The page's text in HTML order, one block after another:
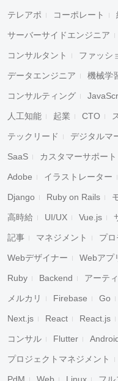
テレアポ コーポレート
サーバーサイドエンジニア
コンサルタント ファッシ
データエンジニア 機械学
コンサルティング
人工知能 起業 CTO
テックリード デジタルマ
SaaS カスタマーサポート
Adobe イラストレーター
Django Ruby on Rails
高時給 UI/UX Vue.js
記事 マネジメント プ
Webデザイナー Webアプ
Ruby Backend アーテ
メルカリ Firebase Go
Next.js React React.js
コンサル Flutter
プロジェクトマネジメント